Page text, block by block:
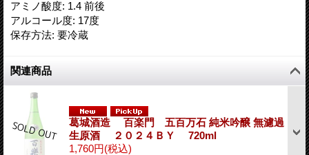
アミノ酸度: 1.4 前後
アルコール度: 17度
保存方法: 要冷蔵
関連商品
葛城酒造 百楽門 五百万石 純米吟醸 無濾過
生原酒 ２０２４ＢＹ 720ml
1,760円(税込)